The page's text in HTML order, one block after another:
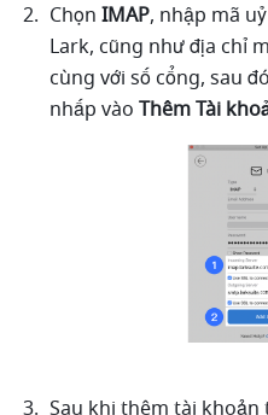
Chọn IMAP, nhập mã
Lark, cũng như địa chỉ
cùng với số cổng, sau
nhấp vào Thêm Tài